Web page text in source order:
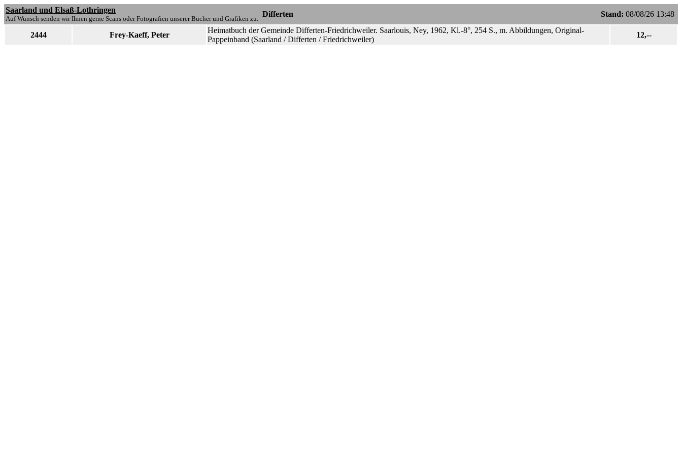
Saarland und Elsaß-Lothringen
Auf Wunsch senden wir Ihnen gerne Scans oder Fotografien unserer Bücher und Grafiken zu.
Differten Stand: 08/08/26 13:48
2444 Frey-Kaeff, Peter
Heimatbuch der Gemeinde Differten-Friedrichweiler. Saarlouis, Ney, 1962, Kl.-8°, 254 S., m. Abbildungen, Original-
Pappeinband (Saarland / Differten / Friedrichweiler)
12,--